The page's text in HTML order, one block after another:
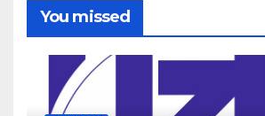
You missed